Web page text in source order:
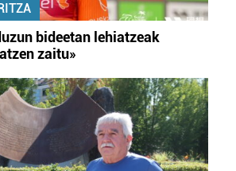
bideetan lehiatzeak
zaitu»